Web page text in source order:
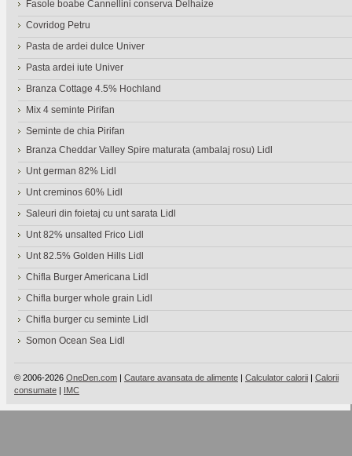
Fasole boabe Cannellini conserva Delhaize
Covridog Petru
Pasta de ardei dulce Univer
Pasta ardei iute Univer
Branza Cottage 4.5% Hochland
Mix 4 seminte Pirifan
Seminte de chia Pirifan
Branza Cheddar Valley Spire maturata (ambalaj rosu) Lidl
Unt german 82% Lidl
Unt creminos 60% Lidl
Saleuri din foietaj cu unt sarata Lidl
Unt 82% unsalted Frico Lidl
Unt 82.5% Golden Hills Lidl
Chifla Burger Americana Lidl
Chifla burger whole grain Lidl
Chifla burger cu seminte Lidl
Somon Ocean Sea Lidl
© 2006-2026 OneDen.com | Cautare avansata de alimente | Calculator calorii | Calorii
consumate | IMC